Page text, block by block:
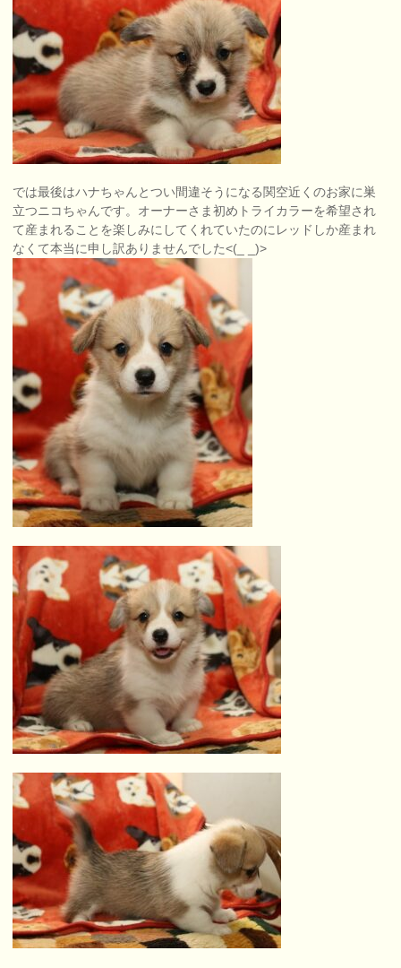
では最後はハナちゃんとつい間違そうになる関空近くのお家に巣
立つニコちゃんです。オーナーさま初めトライカラーを希望され
て産まれることを楽しみにしてくれていたのにレッドしか産まれ
なくて本当に申し訳ありませんでした<(_ _)>